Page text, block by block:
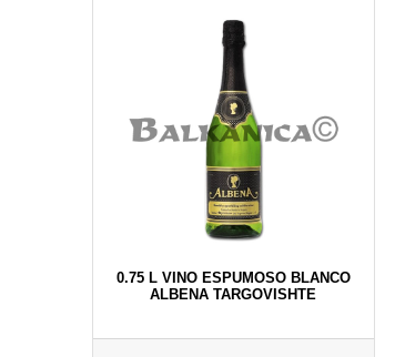
0.75 L VINO ESPUMOSO BLANCO
ALBENA TARGOVISHTE